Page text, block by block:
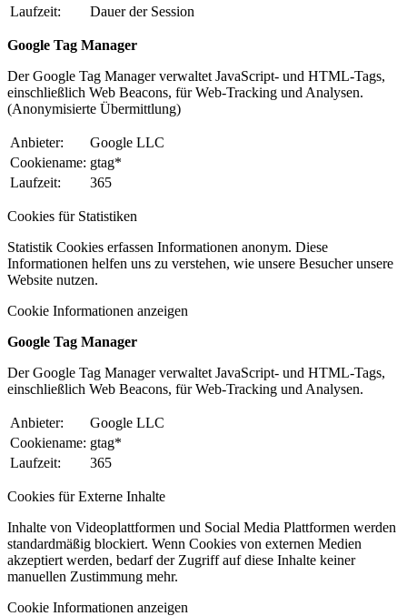
Laufzeit:
Dauer der Session
Google Tag Manager
Der Google Tag Manager verwaltet JavaScript- und HTML-Tags,
einschließlich Web Beacons, für Web-Tracking und Analysen.
(Anonymisierte Übermittlung)
Anbieter:
Google LLC
Cookiename: gtag*
Laufzeit:
365
Cookies für Statistiken
Statistik Cookies erfassen Informationen anonym. Diese
Informationen helfen uns zu verstehen, wie unsere Besucher unsere
Website nutzen.
Cookie Informationen anzeigen
Google Tag Manager
Der Google Tag Manager verwaltet JavaScript- und HTML-Tags,
einschließlich Web Beacons, für Web-Tracking und Analysen.
Anbieter:
Google LLC
Cookiename: gtag*
Laufzeit:
365
Cookies für Externe Inhalte
Inhalte von Videoplattformen und Social Media Plattformen werden
standardmäßig blockiert. Wenn Cookies von externen Medien
akzeptiert werden, bedarf der Zugriff auf diese Inhalte keiner
manuellen Zustimmung mehr.
Cookie Informationen anzeigen